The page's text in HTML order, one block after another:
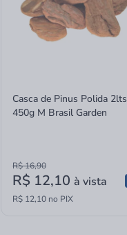
Casca de Pinus Polida 2lts
450g M Brasil Garden
R$ 16,90
R$ 12,10à vista
R$ 12,10 no PIX